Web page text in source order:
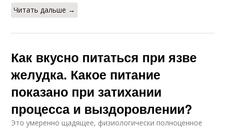
Читать дальше →
Как вкусно питаться при язве
желудка. Какое питание
показано при затихании
процесса и выздоровлении?
Это умеренно щадящее, физиологически полноценное